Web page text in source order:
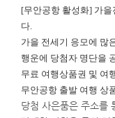
[무안공항 활성화] 가을
다.
가을 전세기 응모에 많
행운에 당첨자 명단을
무료 여행상품권 및 여
무안공항 출발 여행 상
당첨 사은품은 주소를